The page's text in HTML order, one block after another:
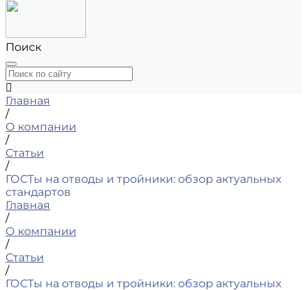
Поиск
Главная
/
О компании
/
Статьи
/
ГОСТы на отводы и тройники: обзор актуальных
стандартов
Главная
/
О компании
/
Статьи
/
ГОСТы на отводы и тройники: обзор актуальных